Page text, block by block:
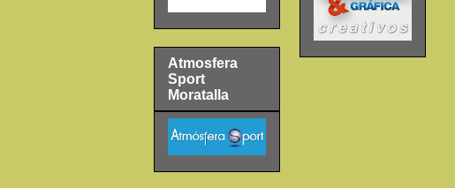
Atmosfera
Sport
Moratalla